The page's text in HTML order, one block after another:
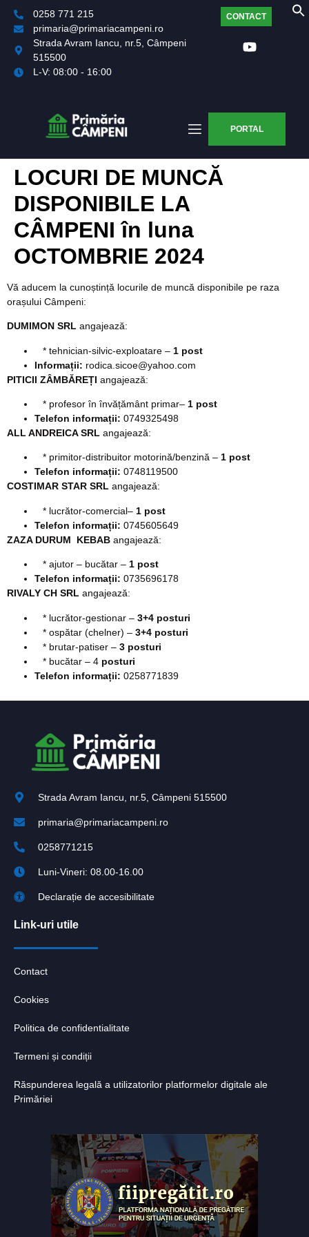
0258 771 215
primaria@primariacampeni.ro
Strada Avram Iancu, nr.5, Câmpeni
515500
L-V: 08:00 - 16:00
CONTACT
PORTAL
LOCURI DE MUNCĂ
DISPONIBILE LA
CÂMPENI în luna
OCTOMBRIE 2024
Vă aducem la cunoștință locurile de muncă disponibile pe raza
orașului Câmpeni:
DUMIMON SRL angajează:
* tehnician-silvic-exploatare – 1 post
Informații: rodica.sicoe@yahoo.com
PITICII ZÂMBĂREȚI angajează:
* profesor în învățământ primar– 1 post
Telefon informații: 0749325498
ALL ANDREICA SRL angajează:
* primitor-distribuitor motorină/benzină – 1 post
Telefon informații: 0748119500
COSTIMAR STAR SRL angajează:
* lucrător-comercial– 1 post
Telefon informații: 0745605649
ZAZA DURUM KEBAB angajează:
* ajutor – bucătar – 1 post
Telefon informații: 0735696178
RIVALY CH SRL angajează:
* lucrător-gestionar – 3+4 posturi
* ospătar (chelner) – 3+4 posturi
* brutar-patiser – 3 posturi
* bucătar – 4 posturi
Telefon informații: 0258771839
Strada Avram Iancu, nr.5, Câmpeni 515500
primaria@primariacampeni.ro
0258771215
Luni-Vineri: 08.00-16.00
Declarație de accesibilitate
Link-uri utile
Contact
Cookies
Politica de confidentialitate
Termeni și condiții
Răspunderea legală a utilizatorilor platformelor digitale ale
Primăriei